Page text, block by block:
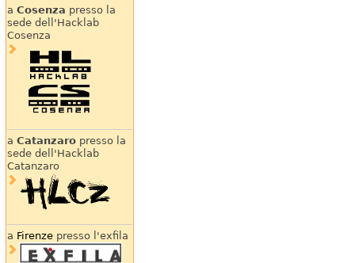
a Cosenza presso la
sede dell'Hacklab
Cosenza
a Catanzaropresso la
sede dell'Hacklab
Catanzaro
a Firenzepresso l'exfila